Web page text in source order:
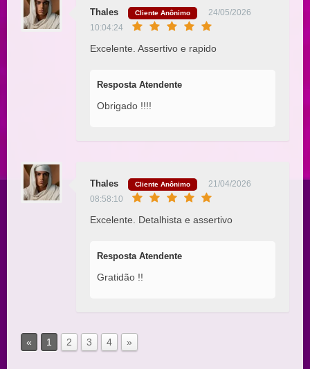
Thales Cliente Anônimo
24/05/2026
10:04:24
Excelente. Assertivo e rapido
Resposta Atendente
Obrigado !!!!
Thales Cliente Anônimo
21/04/2026
08:58:10
Excelente. Detalhista e assertivo
Resposta Atendente
Gratidão !!
« 1 2 3 4 »